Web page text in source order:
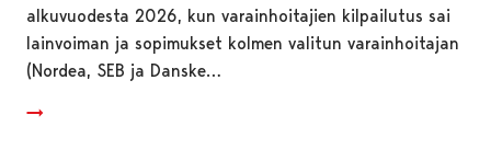
alkuvuodesta 2026, kun varainhoitajien kilpailutus sai
lainvoiman ja sopimukset kolmen valitun varainhoitajan
(Nordea, SEB ja Danske…